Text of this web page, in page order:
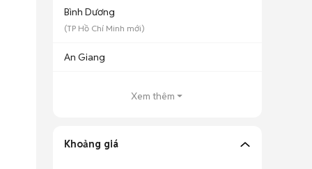
Bình Dương
(TP Hồ Chí Minh mới)
An Giang
Xem thêm
Khoảng giá